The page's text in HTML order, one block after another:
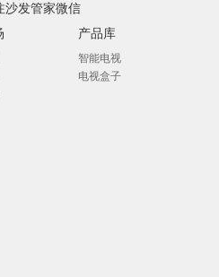
沙发管家微信
产品库
智能电视
电视盒子